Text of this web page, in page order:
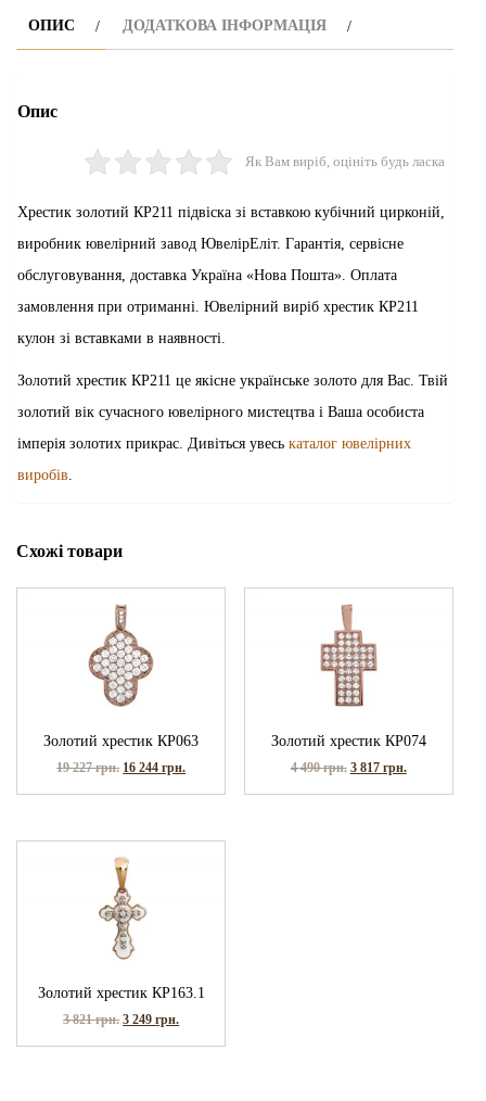
ОПИС ДОДАТКОВА ІНФОРМАЦІЯ
Опис
Як Вам виріб, оцініть будь ласка
Хрестик золотий КР211 підвіска зі вставкою кубічний цирконій,
виробник ювелірний завод ЮвелірЕліт. Гарантія, сервісне
обслуговування, доставка Україна «Нова Пошта». Оплата
замовлення при отриманні. Ювелірний виріб хрестик КР211
кулон зі вставками в наявності.
Золотий хрестик КР211 це якісне українське золото для Вас. Твій
золотий вік сучасного ювелірного мистецтва і Ваша особиста
імперія золотих прикрас. Дивіться увесь каталог ювелірних
виробів
Схожі товари
Золотий хрестик КР063
19 227грн. 16 244грн.
Золотий хрестик КР074
4 490грн. 3 817 грн.
Золотий хрестик КР163.1
3 821грн. 3 249грн.